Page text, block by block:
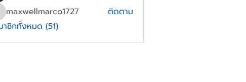
maxwellmarco1727
ติดตาม
ชิกทั้งหมด (51)